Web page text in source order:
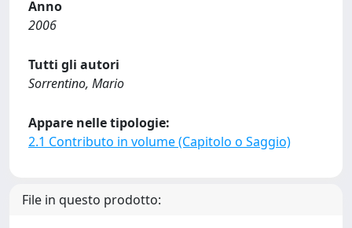
Anno
2006
Tutti gli autori
Sorrentino, Mario
Appare nelle tipologie:
2.1 Contributo in volume (Capitolo o Saggio)
File in questo prodotto: